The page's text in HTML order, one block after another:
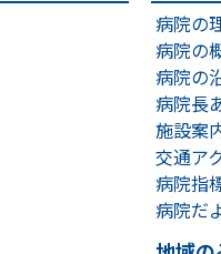
病院の
病院の
病院の
病院長
施設案
交通ア
病院指
病院だ